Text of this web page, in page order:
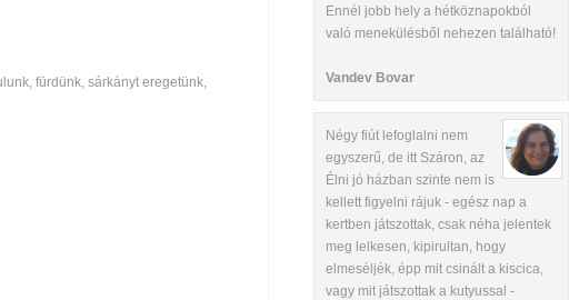
fürdünk, sárkányt eregetünk,
Ennél jobb hely a hétköznapokból
való menekülésből nehezen található!
Vandev Bovar
Négy fiút lefoglalni nem
egyszerű, de itt Száron, az
Élni jó házban szinte nem is
kellett figyelni rájuk - egész nap a
kertben játszottak, csak néha jelentek
meg lelkesen, kipirultan, hogy
elmeséljék, épp mit csinált a kiscica,
vagy mit játszottak a kutyussal -